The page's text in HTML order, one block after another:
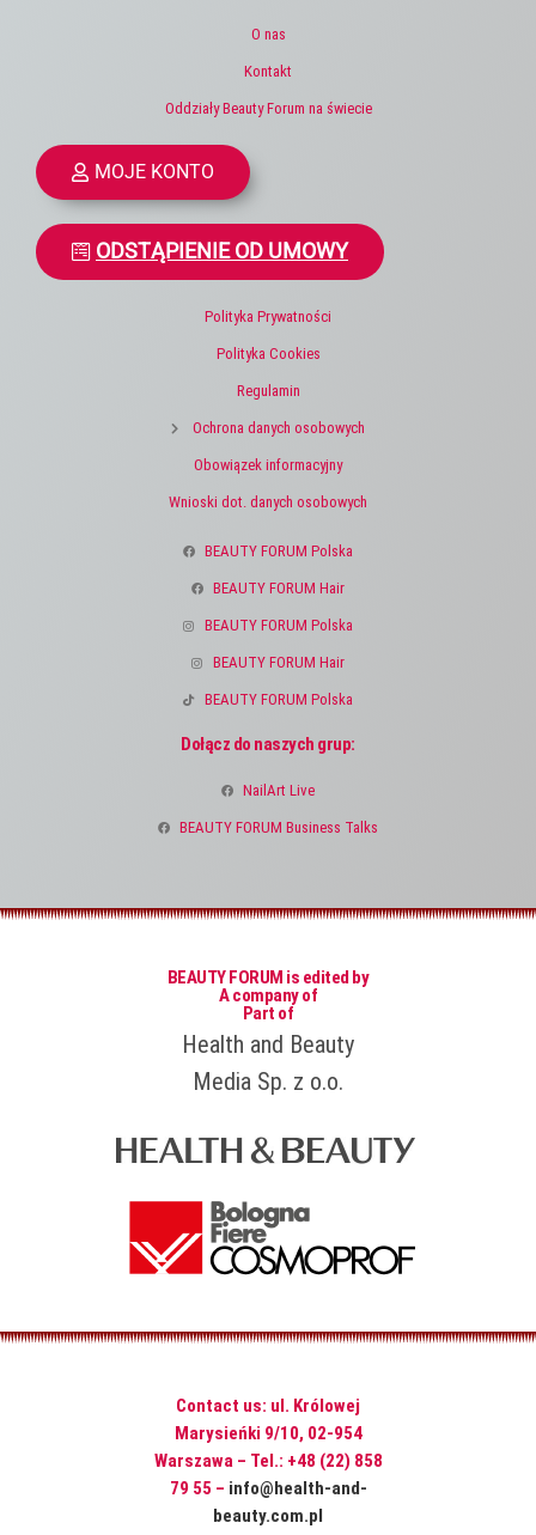
O nas
Kontakt
Oddziały Beauty Forum na świecie
MOJE KONTO
ODSTĄPIENIE OD UMOWY
Polityka Prywatności
Polityka Cookies
Regulamin
Ochrona danych osobowych
Obowiązek informacyjny
Wnioski dot. danych osobowych
BEAUTY FORUM Polska
BEAUTY FORUM Hair
BEAUTY FORUM Polska
BEAUTY FORUM Hair
BEAUTY FORUM Polska
Dołącz do naszych grup:
NailArt Live
BEAUTY FORUM Business Talks
BEAUTY FORUM is edited by
A company of
Part of
Health and Beauty
Media Sp. z o.o.
Contact us: ul. Królowej
Marysieńki 9/10, 02-954
Warszawa – Tel.: +48 (22) 858
79 55 – info@health-and-
beauty.com.pl